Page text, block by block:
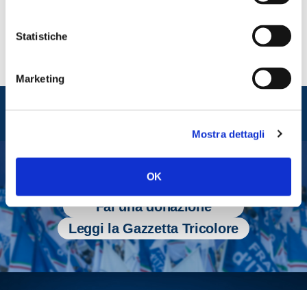
Statistiche
Marketing
Mostra dettagli
OK
Tesserati
Fai una donazione
Leggi la Gazzetta Tricolore